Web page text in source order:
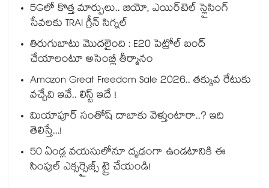
5Gలో కొత్త మార్పులు.. జియో, ఎయిర్‌టెల్ స్లైసింగ్
సేవలకు TRAI గ్రీన్ సిగ్నల్
తిరుగుబాటు మొదలైంది : E20 పెట్రోల్ బంద్
చేయాలంటూ అసెంబ్లీ తీర్మానం
Amazon Great Freedom Sale 2026.. తక్కువ రేటుకు
వచ్చేవి ఇవే.. లిస్ట్ ఇదే !
మియాపూర్ సంతోష్ దాబాకు వెళ్తుంటారా..? ఇది
తెలిస్తే...!
50 ఏండ్ల వయసులోనూ దృఢంగా ఉండటానికి ఈ
సింపుల్ ఎక్సర్సైజ్స్ ట్రై చేయండి!